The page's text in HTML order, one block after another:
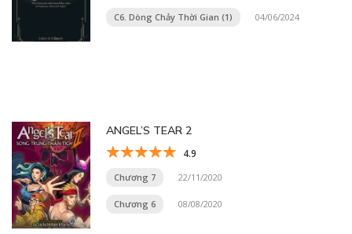
C6. Dòng Chảy Thời Gian (1) 04/06/2024
ANGEL’S TEAR 2
4.9
Chương 7 22/11/2020
Chương 6 08/08/2020